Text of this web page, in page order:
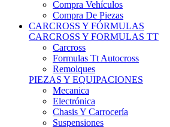
CARCROSS Y FÓRMULAS
CARCROSS Y FORMULAS TT
Carcross
Formulas Tt Autocross
Remolques
PIEZAS Y EQUIPACIONES
Mecanica
Electrónica
Chasis Y Carrocería
Suspensiones
Frenos